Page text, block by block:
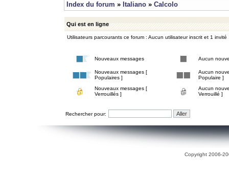
Index du forum » Italiano » Calcolo
Qui est en ligne
Utilisateurs parcourants ce forum : Aucun utilisateur inscrit et 1 invité
Nouveaux messages Aucun
Nouveaux messages [
Populaires ]
Aucun
Populaire ]
Nouveaux messages [
Verrouillés ]
Aucun
Verrouillé ]
Rechercher pour:
Copyright 2006-